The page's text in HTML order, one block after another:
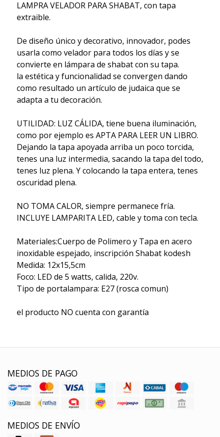
LAMPRA VELADOR PARA SHABAT, con tapa
extraible.
De diseño único y decorativo, innovador, podes
usarla como velador para todos los días y se
convierte en lámpara de shabat con su tapa.
la estética y funcionalidad se convergen dando
como resultado un artículo de judaica que se
adapta a tu decoración.
UTILIDAD: LUZ CÁLIDA, tiene buena iluminación,
como por ejemplo es APTA PARA LEER UN LIBRO.
Dejando la tapa apoyada arriba un poco torcida,
tenes una luz intermedia, sacando la tapa del todo,
tenes luz plena. Y colocando la tapa entera, tenes
oscuridad plena.
NO TOMA CALOR, siempre permanece fría.
INCLUYE LAMPARITA LED, cable y toma con tecla.
Materiales:Cuerpo de Polimero y Tapa en acero
inoxidable espejado, inscripción Shabat kodesh
Medida: 12x15,5cm
Foco: LED de 5 watts, calida, 220v.
Tipo de portalampara: E27 (rosca comun)
el producto NO cuenta con garantía
MEDIOS DE PAGO
MEDIOS DE ENVÍO